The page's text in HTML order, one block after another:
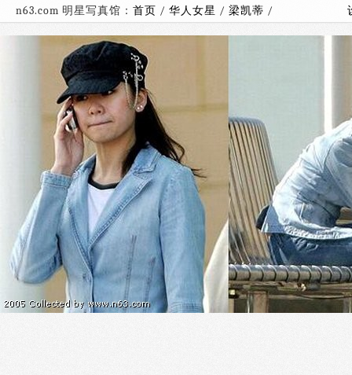
n63.com 明星写真馆： 首页 / 华人女星 / 梁凯蒂 /